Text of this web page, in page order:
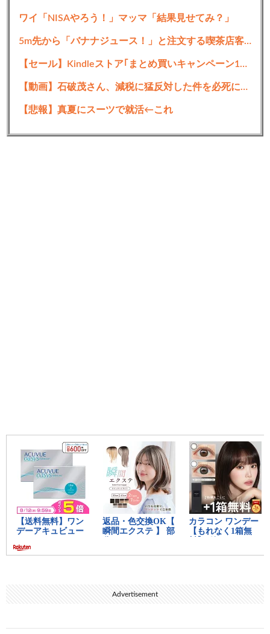
ワイ「NISAやろう！」マッマ「結果見せてみ？」
5m先から「バナナジュース！」と注文する喫茶店客、爆誕ｗｗｗｗｗｗｗ
【セール】Kindleストア｢まとめ買いキャンペーン1週目｣や｢集英社のマンガ39%オフクーポン｣など今日終了
【動画】石破茂さん、減税に猛反対した件を必死に釈明するも更に大炎上wwwww
【悲報】真夏にスーツで就活←これ
Advertisement